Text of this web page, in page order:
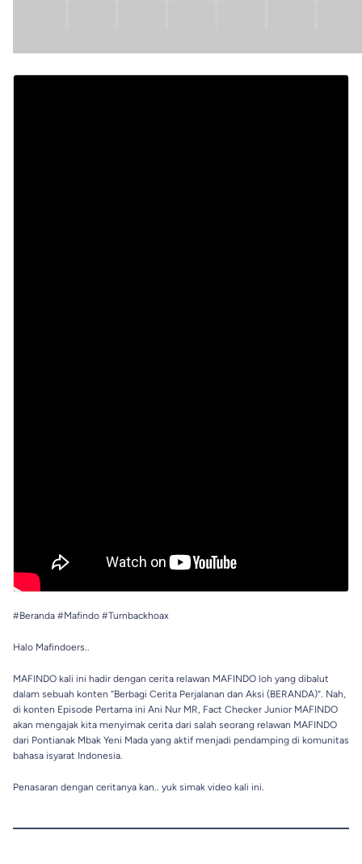
#Beranda​ #Mafindo​ #Turnbackhoax
Halo Mafindoers..
MAFINDO kali ini hadir dengan cerita relawan MAFINDO loh yang dibalut
dalam sebuah konten “Berbagi Cerita Perjalanan dan Aksi (BERANDA)”. Nah,
di konten Episode Pertama ini Ani Nur MR, Fact Checker Junior MAFINDO
akan mengajak kita menyimak cerita dari salah seorang relawan MAFINDO
dari Pontianak Mbak Yeni Mada yang aktif menjadi pendamping di komunitas
bahasa isyarat Indonesia.
Penasaran dengan ceritanya kan.. yuk simak video kali ini.